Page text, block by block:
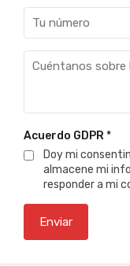
Acuerdo GDPR*
Doy mi
almacene mi
responder a mi